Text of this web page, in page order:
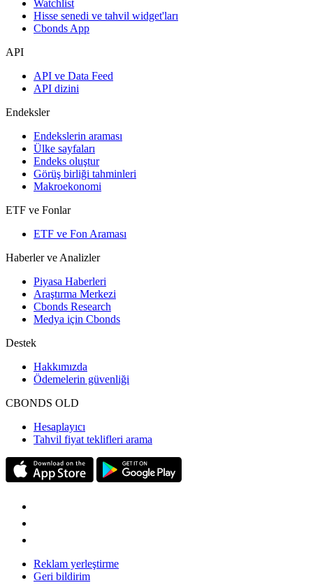
Watchlist
Hisse senedi ve tahvil widget'ları
Cbonds App
API
API ve Data Feed
API dizini
Endeksler
Endekslerin araması
Ülke sayfaları
Endeks oluştur
Görüş birliği tahminleri
Makroekonomi
ETF ve Fonlar
ETF ve Fon Araması
Haberler ve Analizler
Piyasa Haberleri
Araştırma Merkezi
Cbonds Research
Medya için Cbonds
Destek
Hakkımızda
Ödemelerin güvenliği
CBONDS OLD
Hesaplayıcı
Tahvil fiyat teklifleri arama
Reklam yerleştirme
Geri bildirim